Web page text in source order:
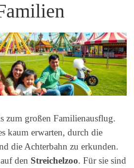
zum großen Familienausflug.
kaum erwarten, durch die
die Achterbahn zu erkunden.
den Streichelzoo. Für sie sind